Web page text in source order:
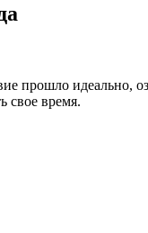
прошло идеально,
свое время.